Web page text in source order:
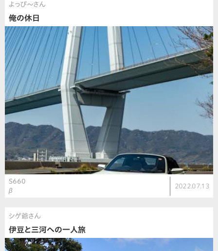
よっぴ〜さん
俺の休日
S660
β
2022.07.13
シゲ爺さん
伊豆と三河への一人旅